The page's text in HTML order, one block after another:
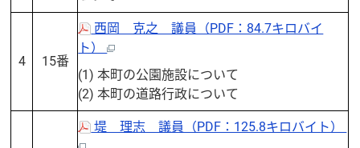
4 15番
西岡 克之 議員（PDF：84.7キロバイ
ト）
(1) 本町の公園施設について
(2) 本町の道路行政について
堤 理志 議員（PDF：125.8キロバイト）